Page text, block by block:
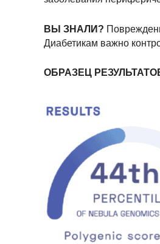
ВЫ ЗНАЛИ?
Диабетикам важно
ОБРАЗЕЦ